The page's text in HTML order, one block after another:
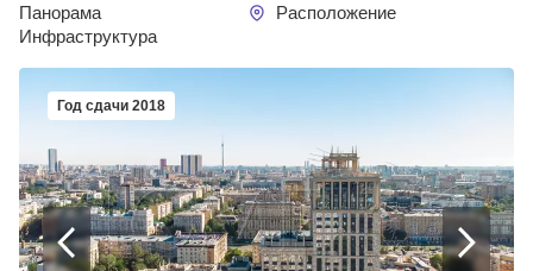
Панорама
Расположение
Инфраструктура
Год сдачи 2018